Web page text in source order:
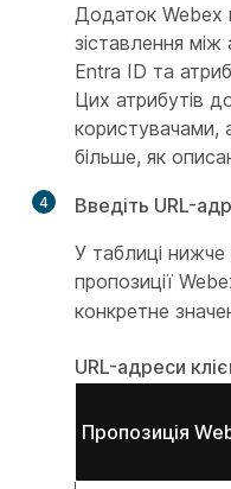
Додаток Webex
зіставлення
Entra ID та
Цих атрибутів
користувачами,
більше, як
4 Введіть URL-
У таблиці
пропозиції
конкретне
URL-адреси
Пропозиція